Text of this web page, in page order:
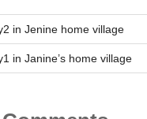
in Jenine home village
in Janine’s home village